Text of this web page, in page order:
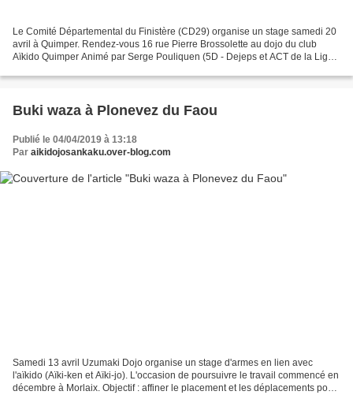
Le Comité Départemental du Finistère (CD29) organise un stage samedi 20
avril à Quimper. Rendez-vous 16 rue Pierre Brossolette au dojo du club
Aïkido Quimper Animé par Serge Pouliquen (5D - Dejeps et ACT de la Ligue
Buki waza à Plonevez du Faou
Publié le 04/04/2019 à 13:18
Par aikidojosankaku.over-blog.com
Samedi 13 avril Uzumaki Dojo organise un stage d'armes en lien avec
l'aïkido (Aïki-ken et Aïki-jo). L'occasion de poursuivre le travail commencé en
décembre à Morlaix. Objectif : affiner le placement et les déplacements pour